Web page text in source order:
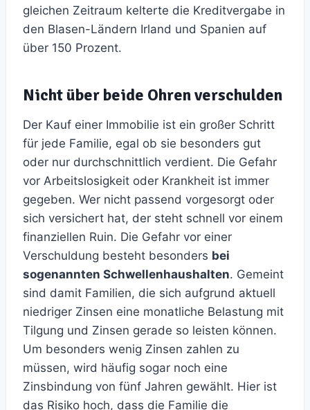
gleichen Zeitraum kelterte die Kreditvergabe in
den Blasen-Ländern Irland und Spanien auf
über 150 Prozent.
Nicht über beide Ohren verschulden
Der Kauf einer Immobilie ist ein großer Schritt
für jede Familie, egal ob sie besonders gut
oder nur durchschnittlich verdient. Die Gefahr
vor Arbeitslosigkeit oder Krankheit ist immer
gegeben. Wer nicht passend vorgesorgt oder
sich versichert hat, der steht schnell vor einem
finanziellen Ruin. Die Gefahr vor einer
Verschuldung besteht besonders bei
sogenannten Schwellenhaushalten. Gemeint
sind damit Familien, die sich aufgrund aktuell
niedriger Zinsen eine monatliche Belastung mit
Tilgung und Zinsen gerade so leisten können.
Um besonders wenig Zinsen zahlen zu
müssen, wird häufig sogar noch eine
Zinsbindung von fünf Jahren gewählt. Hier ist
das Risiko hoch, dass die Familie die